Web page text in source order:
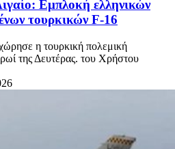
Εμπλοκή ελληνικών
τουρκικών F-16
η τουρκική πολεμική
της Δευτέρας. του Χρήστου